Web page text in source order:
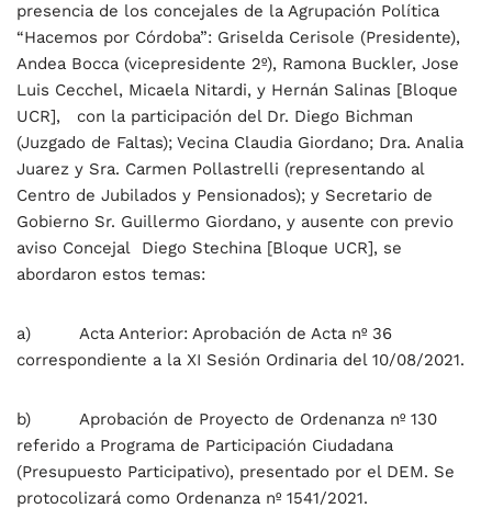
presencia de los concejales de la Agrupación Política
“Hacemos por Córdoba”: Griselda Cerisole (Presidente),
Andea Bocca (vicepresidente 2º), Ramona Buckler, Jose
Luis Cecchel, Micaela Nitardi, y Hernán Salinas [Bloque
UCR], con la participación del Dr. Diego Bichman
(Juzgado de Faltas); Vecina Claudia Giordano; Dra. Analia
Juarez y Sra. Carmen Pollastrelli (representando al
Centro de Jubilados y Pensionados); y Secretario de
Gobierno Sr. Guillermo Giordano, y ausente con previo
aviso Concejal Diego Stechina [Bloque UCR], se
abordaron estos temas:
a) Acta Anterior: Aprobación de Acta nº 36
correspondiente a la XI Sesión Ordinaria del 10/08/2021.
b) Aprobación de Proyecto de Ordenanza nº 130
referido a Programa de Participación Ciudadana
(Presupuesto Participativo), presentado por el DEM. Se
protocolizará como Ordenanza nº 1541/2021.